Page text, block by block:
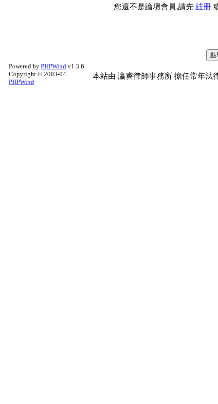
您還不是論壇會員,請先 註冊
Powered by PHPWind v1.3.6
Copyright © 2003-04
PHPWind
本站由 瀛睿律師事務所 擔任常年法